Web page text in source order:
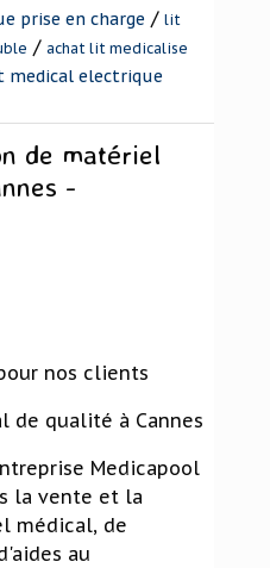
prise en charge / lit
/ achat lit medicalise
medical electrique
de matériel
-
nos clients
de qualité à Cannes
Medicapool
la vente et la
médical, de
au